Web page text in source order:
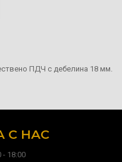
ПДЧ с дебелина 18 мм.
С НАС
- 18:00